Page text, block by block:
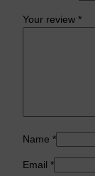
Your review *
Name *
Email *